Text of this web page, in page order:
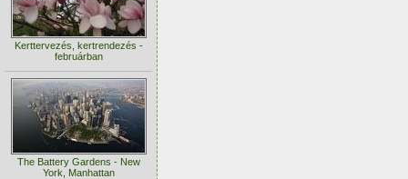
Kerttervezés, kertrendezés -
februárban
The Battery Gardens - New
York, Manhattan